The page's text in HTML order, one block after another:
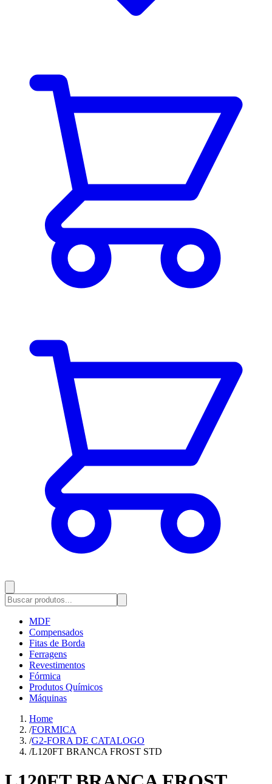
MDF
Compensados
Fitas de Borda
Ferragens
Revestimentos
Fórmica
Produtos Químicos
Máquinas
Home
/FORMICA
/G2-FORA DE CATALOGO
/L120FT BRANCA FROST STD